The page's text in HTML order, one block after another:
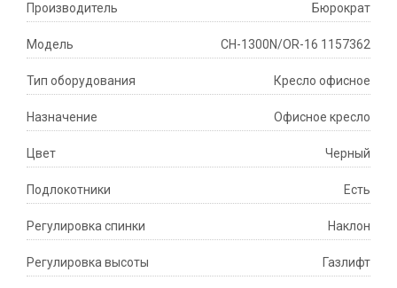
Производитель Бюрократ
Модель CH-1300N/OR-16 1157362
Тип оборудования Кресло офисное
Назначение Офисное кресло
Цвет Черный
Подлокотники Есть
Регулировка спинки Наклон
Регулировка высоты Газлифт